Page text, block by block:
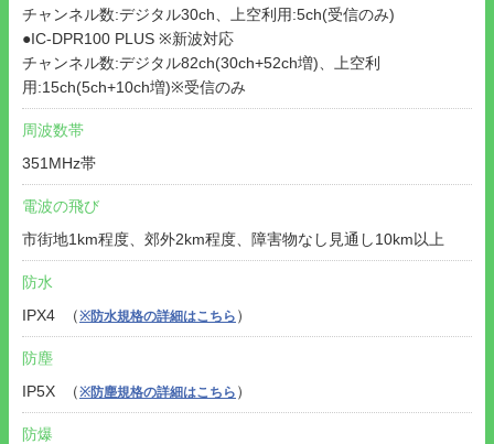
チャンネル数:デジタル30ch、上空利用:5ch(受信のみ)
●IC-DPR100 PLUS ※新波対応
チャンネル数:デジタル82ch(30ch+52ch増)、上空利
用:15ch(5ch+10ch増)※受信のみ
周波数帯
351MHz帯
電波の飛び
市街地1km程度、郊外2km程度、障害物なし見通し10km以上
防水
IPX4 （※防水規格の詳細はこちら ）
防塵
IP5X （※防塵規格の詳細はこちら ）
防爆